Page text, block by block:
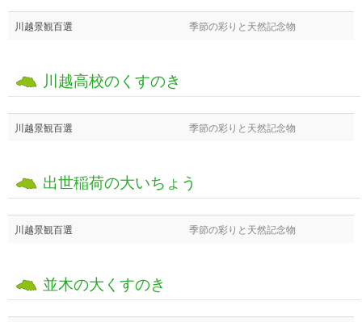
川越景観百選 季節の彩りと天然記念物
川越高校のくすのき
川越景観百選 季節の彩りと天然記念物
出世稲荷の大いちょう
川越景観百選 季節の彩りと天然記念物
並木の大くすのき